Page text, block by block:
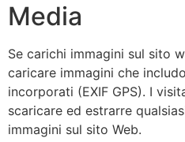
Media
Se carichi immagini sul sito
caricare immagini che
incorporati (EXIF GPS). I
scaricare ed estrarre
immagini sul sito Web.